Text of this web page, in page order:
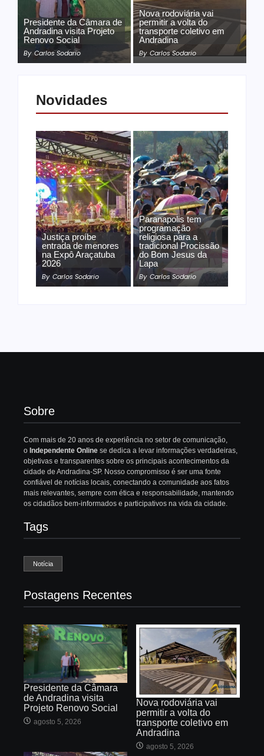
Presidente da Câmara de
Andradina visita Projeto
Renovo Social
By Carlos Sodario
Nova rodoviária vai
permitir a volta do
transporte coletivo em
Andradina
By Carlos Sodario
Novidades
Justiça proíbe
entrada de menores
na Expô Araçatuba
2026
By Carlos Sodario
Paranapolis tem
programação
religiosa para a
tradicional Procissão
do Bom Jesus da
Lapa
By Carlos Sodario
Sobre
Com mais de 20 anos de experiência no setor de comunicação,
o Independente Online se dedica a levar informações verdadeiras,
objetivas e transparentes sobre os principais acontecimentos da
cidade de Andradina-SP. Nosso compromisso é ser uma fonte
confiável de notícias locais, conectando a comunidade aos fatos
mais relevantes, sempre com ética e responsabilidade, mantendo
os cidadãos bem-informados e participativos na vida da cidade.
Tags
Notícia
Postagens Recentes
Presidente da Câmara
de Andradina visita
Projeto Renovo Social
agosto 5, 2026
Nova rodoviária vai
permitir a volta do
transporte coletivo em
Andradina
agosto 5, 2026